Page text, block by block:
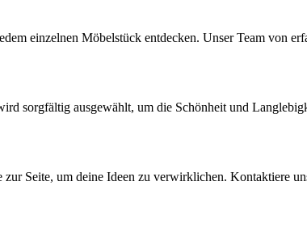
einzelnen Möbelstück entdecken. Unser Team von
sorgfältig ausgewählt, um die Schönheit und
Seite, um deine Ideen zu verwirklichen. Kontaktiere